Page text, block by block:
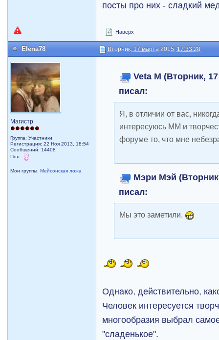
посты про них - сладкий
Наверх
Elena78 Вторник, 17 марта 2015, 17:33:28
Магистр
Группа: Участники
Регистрация: 22 Ноя 2013, 18:54
Сообщений: 14408
Пол:
Мои группы: Мейсонская ложа
Veta M (Вторник,
писал:
Я, в отличии от вас,
интересуюсь ММ и
форуме то, что мне
Мэри Мэй
писал:
Мы это заметили.
Однако, действительно,
Человек интересуется
многообразия выбрал
"сладенькое".